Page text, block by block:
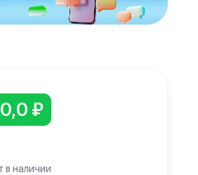
₽
в наличии